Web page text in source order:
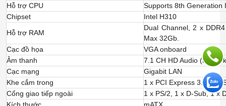
Hỗ trợ CPU
Supports 8th
Chipset
Intel H310
Hỗ trợ RAM
Dual Channel, 2 x
Max 32Gb.
Cạc đồ họa
VGA onboard
Âm thanh
7.1 CH HD Audio
Cạc mạng
Gigabit LAN
Khe cắm trong
1 x PCI Express 3.0 x16
Cổng giao tiếp ngoài
1 x PS/2, 1 x D-Sub, 1 x